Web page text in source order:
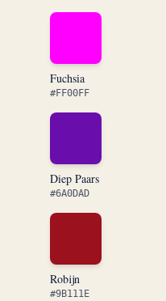
Fuchsia
#FF00FF
Diep Paars
#6A0DAD
Robijn
#9B111E